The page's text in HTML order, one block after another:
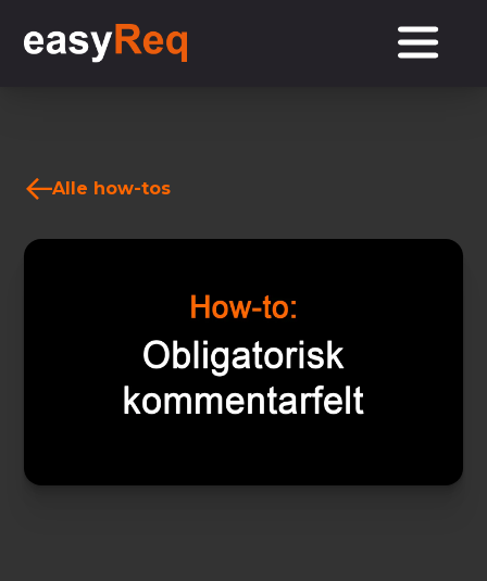
Alle how-tos